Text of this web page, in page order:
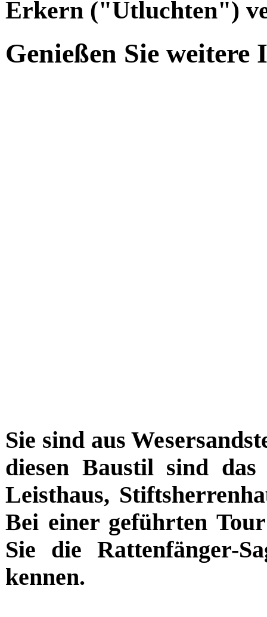
Erkern ("Utluchten")
Genießen Sie weitere
Sie sind aus
diesen Baustil sind das
Leisthaus,
Bei einer geführten
Sie die Rattenfänger-
kennen.